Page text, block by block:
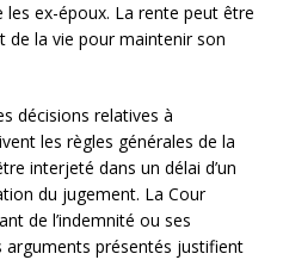
ex-époux. La rente peut être
de la vie pour maintenir son
décisions relatives à
les règles générales de la
interjeté dans un délai d’un
du jugement. La Cour
de l’indemnité ou ses
présentés justifient